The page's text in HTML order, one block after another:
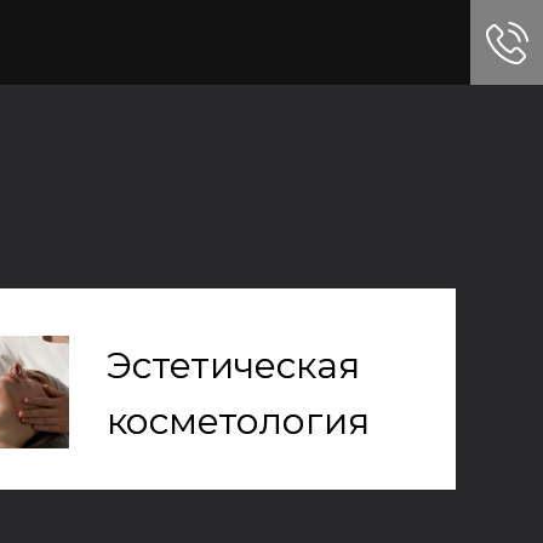
Эстетическая
косметология
Эстетическая
косметология